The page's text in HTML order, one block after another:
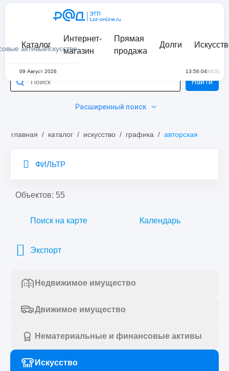
активыИскусство
Каталог
Интернет-
магазин
Прямая
продажа
Долги
09 Август 2026 13:56:04(МСК)
Расширенный поиск
Найти
главная / каталог / искусство / графика / авторская
ФИЛЬТР
Объектов: 55
Поиск на карте Календарь
Экспорт
Недвижимое имущество
Движимое имущество
Нематериальные и финансовые активы
Искусство